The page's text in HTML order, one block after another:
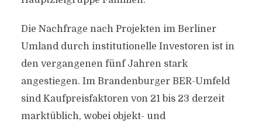
Die Nachfrage nach Projekten im Berliner
Umland durch institutionelle Investoren ist in
den vergangenen fünf Jahren stark
angestiegen. Im Brandenburger BER-Umfeld
sind Kaufpreisfaktoren von 21 bis 23 derzeit
marktüblich, wobei objekt- und